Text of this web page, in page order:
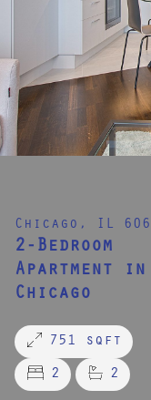
Chicago, IL
2-Bedroom
Apartment in
Chicago
751 sqft
2 2